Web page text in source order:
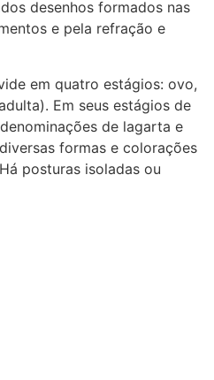
desenhos formados nas
e pela refração e
em quatro estágios: ovo,
Em seus estágios de
de lagarta e
formas e colorações
posturas isoladas ou